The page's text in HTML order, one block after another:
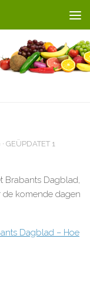
· GEÜPDATET 1
Brabants Dagblad,
komende dagen
Dagblad – Hoe